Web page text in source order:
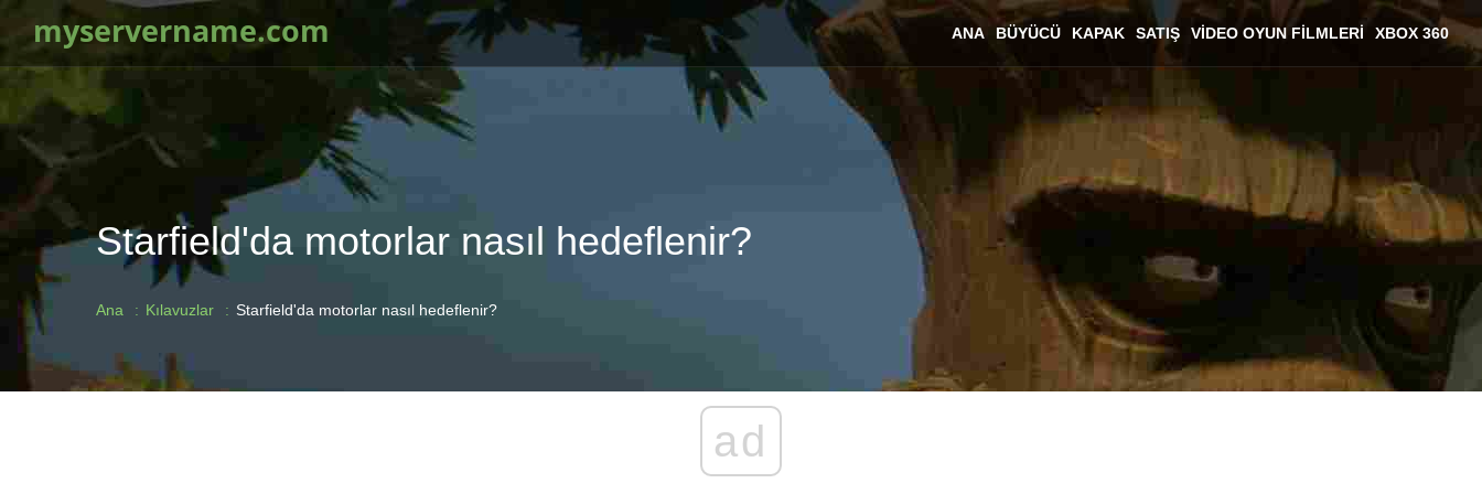
myservername.com ANA BÜYÜCÜ KAPAK SATIŞ VIDEO OYUN FILMLERI XBOX 360
Starfield'da motorlar nasıl hedeflenir?
Ana Kılavuzlar Starfield'da motorlar nasıl hedeflenir?
ad